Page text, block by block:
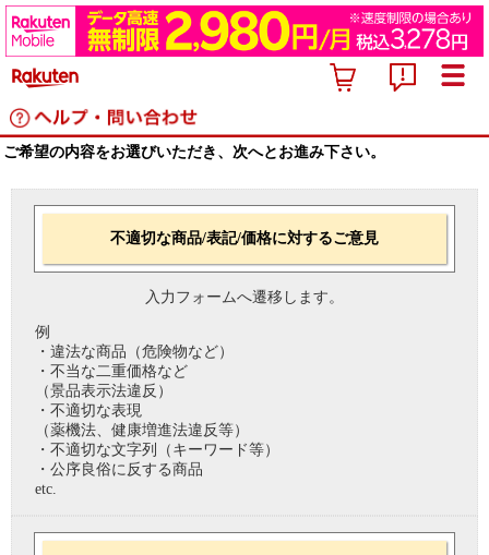
ご希望の内容をお選びいただき、次へとお進み下さい。
不適切な商品/表記/価格に対するご意見
入力フォームへ遷移します。
例
・違法な商品（危険物など）
・不当な二重価格など
（景品表示法違反）
・不適切な表現
（薬機法、健康増進法違反等）
・不適切な文字列（キーワード等）
・公序良俗に反する商品
etc.